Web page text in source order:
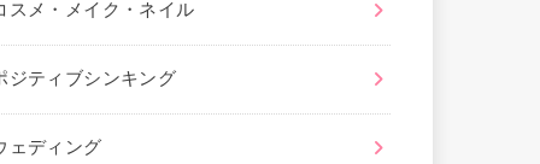
スメ・メイク・ネイル
ジティブシンキング
ェディング